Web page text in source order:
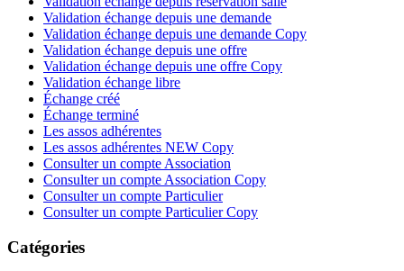
Validation échange depuis une demande
Validation échange depuis une demande Copy
Validation échange depuis une offre
Validation échange depuis une offre Copy
Validation échange libre
Échange créé
Échange terminé
Les assos adhérentes
Les assos adhérentes NEW Copy
Consulter un compte Association
Consulter un compte Association Copy
Consulter un compte Particulier
Consulter un compte Particulier Copy
Catégories